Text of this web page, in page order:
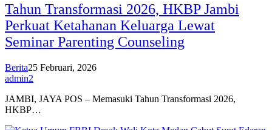
Tahun Transformasi 2026, HKBP Jambi
Perkuat Ketahanan Keluarga Lewat
Seminar Parenting Counseling
Berita25 Februari, 2026
admin2
JAMBI, JAYA POS – Memasuki Tahun Transformasi 2026,
HKBP…